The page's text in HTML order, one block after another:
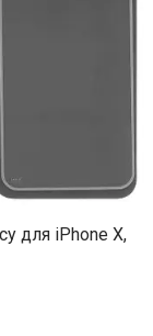
для iPhone X,